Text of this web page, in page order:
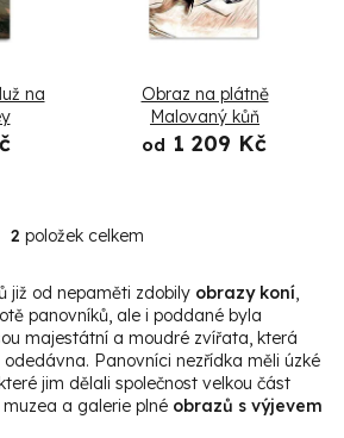
na
Obraz na plátně
Malovaný kůň
od 1 209 Kč
O
v
l
á
d
a
2 položek celkem
již od nepaměti zdobily obrazy koní,
panovníků, ale i poddané byla
majestátní a moudré zvířata, která
odedávna. Panovníci nezřídka měli úzké
jim dělali společnost velkou část
a galerie plné obrazů s výjevem